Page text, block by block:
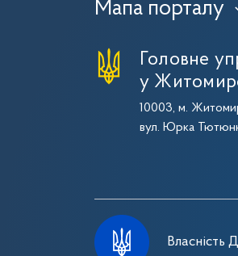
Мапа порталу
Головне
у
10003, м.
вул. Юрка
Власність